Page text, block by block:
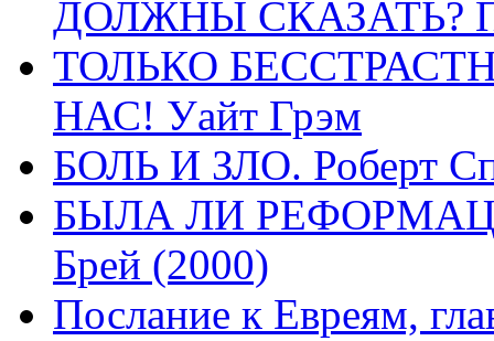
ДОЛЖНЫ СКАЗАТЬ?
ТОЛЬКО
НАС! Уайт Грэм
БОЛЬ И ЗЛО. Роберт
БЫЛА ЛИ
Брей (2000)
Послание к Евреям,